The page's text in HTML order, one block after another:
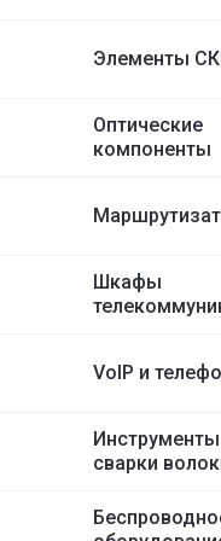
Элементы
Оптические
компоненты
Шкафы
VoIP и
сварки